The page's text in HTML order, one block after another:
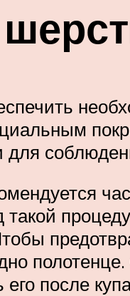
для
такой
после